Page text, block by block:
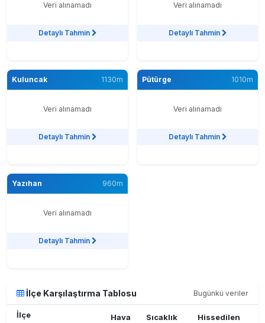
Veri alınamadı
Detaylı Tahmin
Veri alınamadı
Detaylı Tahmin
Kuluncak 1130m
Veri alınamadı
Detaylı Tahmin
Pütürge 1010m
Veri alınamadı
Detaylı Tahmin
Yazıhan 960m
Veri alınamadı
Detaylı Tahmin
İlçe Karşılaştırma Tablosu Bugünkü veriler
İlçe Hava Sıcaklık Hissedilen